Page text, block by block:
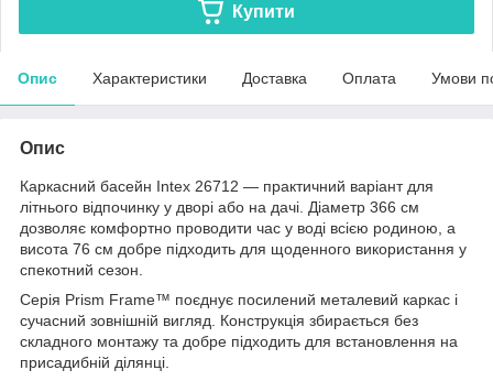
Купити
Опис Характеристики Доставка Оплата Умови
Опис
Каркасний басейн Intex 26712 — практичний варіант для
літнього відпочинку у дворі або на дачі. Діаметр 366 см
дозволяє комфортно проводити час у воді всією родиною, а
висота 76 см добре підходить для щоденного використання у
спекотний сезон.
Серія Prism Frame™ поєднує посилений металевий каркас і
сучасний зовнішній вигляд. Конструкція збирається без
складного монтажу та добре підходить для встановлення на
присадибній ділянці.